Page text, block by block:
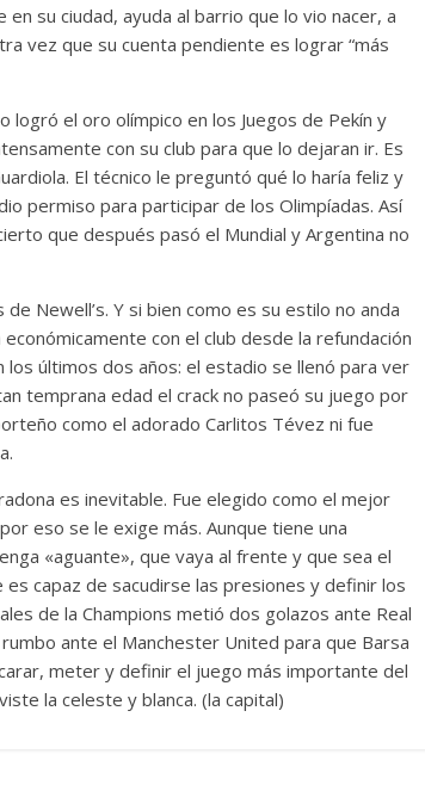
su ciudad, ayuda al barrio que lo vio nacer, a
vez que su cuenta pendiente es lograr “más
logró el oro olímpico en los Juegos de Pekín y
con su club para que lo dejaran ir. Es
El técnico le preguntó qué lo haría feliz y
permiso para participar de los Olimpíadas. Así
que después pasó el Mundial y Argentina no
de Newell’s. Y si bien como es su estilo no anda
con el club desde la refundación
últimos dos años: el estadio se llenó para ver
temprana edad el crack no paseó su juego por
como el adorado Carlitos Tévez ni fue
es inevitable. Fue elegido como el mejor
eso se le exige más. Aunque tiene una
«aguante», que vaya al frente y que sea el
capaz de sacudirse las presiones y definir los
de la Champions metió dos golazos ante Real
ante el Manchester United para que Barsa
meter y definir el juego más importante del
la celeste y blanca. (la capital)